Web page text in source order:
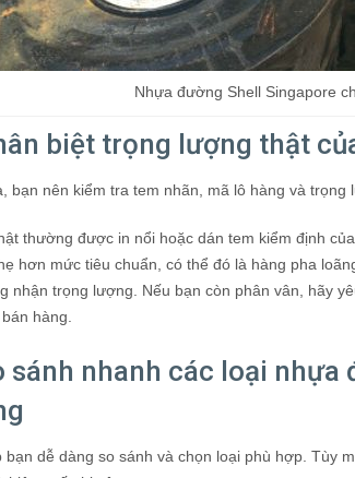
Nhựa đường Shell Singapore
biệt trọng lượng thật
bạn nên kiểm tra tem nhãn, mã lô hàng và trọng
thường được in nổi hoặc dán tem kiểm định
hơn mức tiêu chuẩn, có thể đó là hàng pha
nhận trọng lượng. Nếu bạn còn phân vân, hãy
hàng.
sánh nhanh các loại
bạn dễ dàng so sánh và chọn loại phù hợp. Tùy